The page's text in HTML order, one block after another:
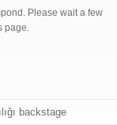
Please wait a few
page.
backstage